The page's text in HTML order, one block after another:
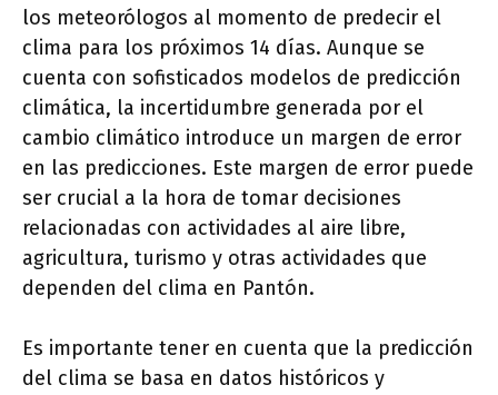
los meteorólogos al momento de predecir el
clima para los próximos 14 días. Aunque se
cuenta con sofisticados modelos de predicción
climática, la incertidumbre generada por el
cambio climático introduce un margen de error
en las predicciones. Este margen de error puede
ser crucial a la hora de tomar decisiones
relacionadas con actividades al aire libre,
agricultura, turismo y otras actividades que
dependen del clima en Pantón.
Es importante tener en cuenta que la predicción
del clima se basa en datos históricos y